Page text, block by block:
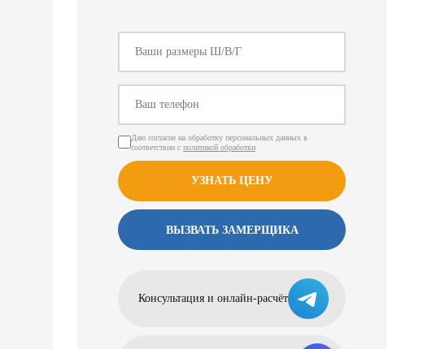
Даю согласие на обработку персональных данных в
соответствии с политикой обработки
УЗНАТЬ ЦЕНУ
ВЫЗВАТЬ ЗАМЕРЩИКА
Консультация и онлайн-расчёт